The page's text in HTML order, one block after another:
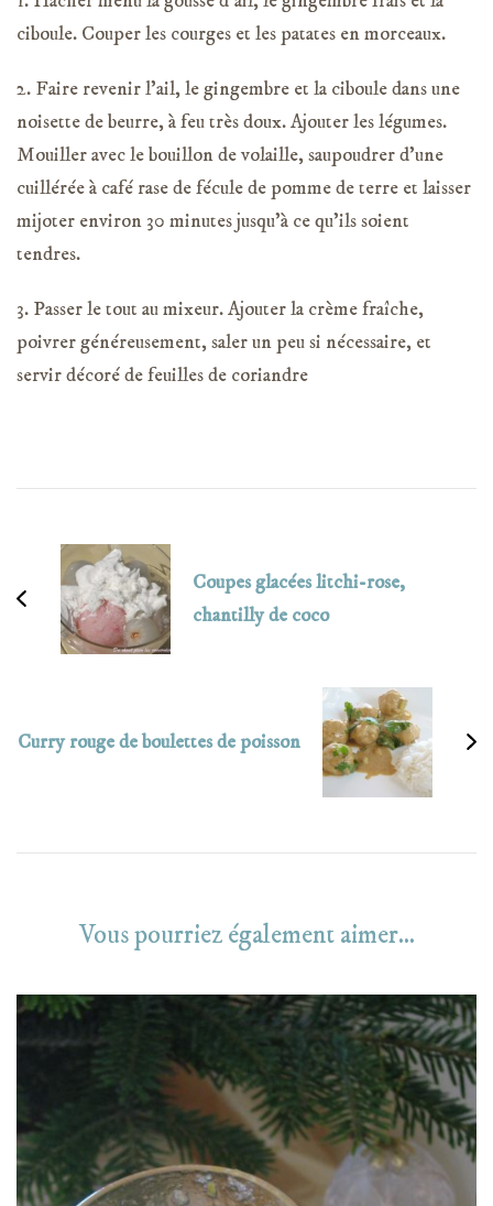
ciboule. Couper les courges et les patates en morceaux.
2. Faire revenir l’ail, le gingembre et la ciboule dans une
noisette de beurre, à feu très doux. Ajouter les légumes.
Mouiller avec le bouillon de volaille, saupoudrer d’une
cuillérée à café rase de fécule de pomme de terre et laisser
mijoter environ 30 minutes jusqu’à ce qu’ils soient
tendres.
3. Passer le tout au mixeur. Ajouter la crème fraîche,
poivrer généreusement, saler un peu si nécessaire, et
servir décoré de feuilles de coriandre
d'article
Coupes glacées litchi-rose,
chantilly de coco
Curry rouge de boulettes de poisson
Vous pourriez également aimer...